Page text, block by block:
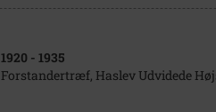
1920 - 1935
Forstandertræf, Haslev Udvidede